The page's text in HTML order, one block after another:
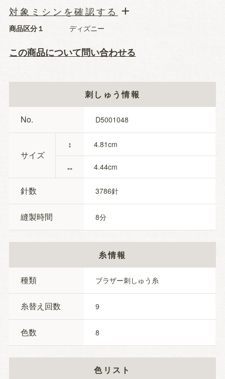
商品区分１ ディズニー
この商品について問い合わせる
対象ミシンを確認する
刺しゅう情報
No. D5001048
サイズ
↕
↔
4.81
4.44
針数 3786
縫製時間 8
糸情報
種類 ブラザー刺しゅう糸
糸替え回数 9
色数 8
色リスト